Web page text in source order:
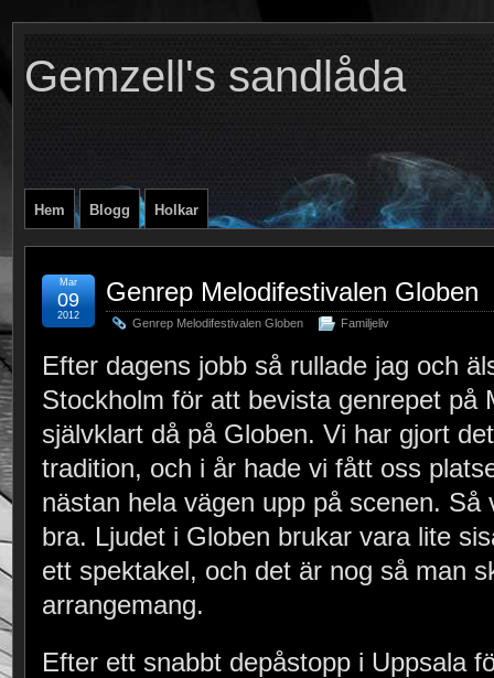
Gemzell's sandlåda
Hem Blogg Holkar
Genrep Melodifestivalen Globen
Genrep Melodifestivalen Globen Familjeliv
Mar
09
2012
Efter dagens jobb så rullade jag och
Stockholm för att bevista genrepet på
självklart då på Globen. Vi har gjort
tradition, och i år hade vi fått oss
nästan hela vägen upp på scenen. Så
bra. Ljudet i Globen brukar vara lite
ett spektakel, och det är nog så man
arrangemang.
Efter ett snabbt depåstopp i Uppsala